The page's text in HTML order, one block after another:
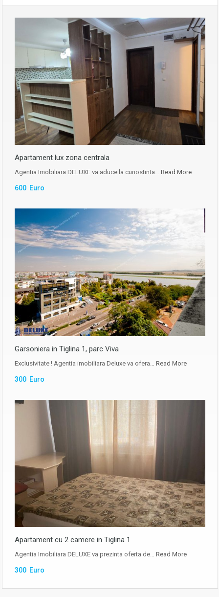
Apartament lux zona centrala
Agentia Imobiliara DELUXE va aduce la cunostinta… Read More
600 Euro
Garsoniera in Tiglina 1, parc Viva
Exclusivitate ! Agentia imobiliara Deluxe va ofera… Read More
300 Euro
Apartament cu 2 camere in Tiglina 1
Agentia Imobiliara DELUXE va prezinta oferta de… Read More
300 Euro